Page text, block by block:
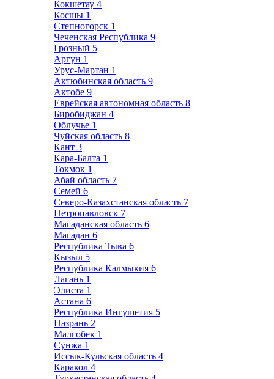
Кокшетау 4
Косшы 1
Степногорск 1
Чеченская Республика 9
Грозный 5
Аргун 1
Урус-Мартан 1
Актюбинская область 9
Актобе 9
Еврейская автономная область 8
Биробиджан 4
Облучье 1
Чуйская область 8
Кант 3
Кара-Балта 1
Токмок 1
Абай область 7
Семей 6
Северо-Казахстанская область 7
Петропавловск 7
Магаданская область 6
Магадан 6
Республика Тыва 6
Кызыл 5
Республика Калмыкия 6
Лагань 1
Элиста 1
Астана 6
Республика Ингушетия 5
Назрань 2
Малгобек 1
Сунжа 1
Иссык-Кульская область 4
Каракол 4